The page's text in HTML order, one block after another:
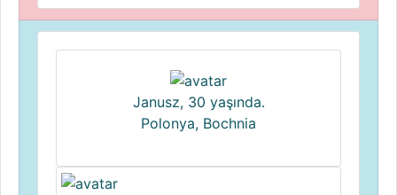
Janusz, 30 yaşında.
Polonya, Bochnia